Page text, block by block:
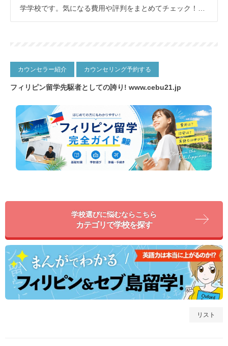
学学校です。気になる費用や評判をまとめてチェック！CE
BU21ではフィリピン留学の学校選びから、留学手続きま
カウンセラー紹介 カウンセリング予約する
フィリピン留学先駆者としての誇り! www.cebu21.jp
学校選びに悩むならこちら
カテゴリで学校を探す
リスト